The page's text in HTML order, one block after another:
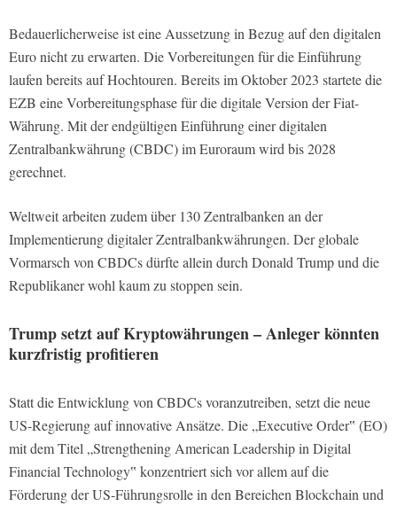
Bedauerlicherweise ist eine Aussetzung in Bezug auf den digitalen
Euro nicht zu erwarten. Die Vorbereitungen für die Einführung
laufen bereits auf Hochtouren. Bereits im Oktober 2023 startete die
EZB eine Vorbereitungsphase für die digitale Version der Fiat-
Währung. Mit der endgültigen Einführung einer digitalen
Zentralbankwährung (CBDC) im Euroraum wird bis 2028
gerechnet.
Weltweit arbeiten zudem über 130 Zentralbanken an der
Implementierung digitaler Zentralbankwährungen. Der globale
Vormarsch von CBDCs dürfte allein durch Donald Trump und die
Republikaner wohl kaum zu stoppen sein.
Trump setzt auf Kryptowährungen – Anleger könnten
kurzfristig profitieren
Statt die Entwicklung von CBDCs voranzutreiben, setzt die neue
US-Regierung auf innovative Ansätze. Die „Executive Order‟ (EO)
mit dem Titel „Strengthening American Leadership in Digital
Financial Technology‟ konzentriert sich vor allem auf die
Förderung der US-Führungsrolle in den Bereichen Blockchain und